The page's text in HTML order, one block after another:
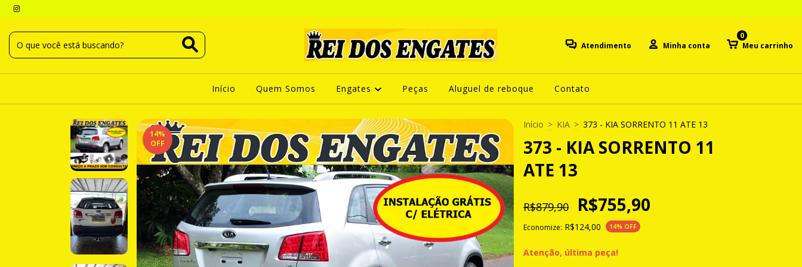
Atendimento Minha conta Meu carrinho
0
Início Quem Somos Engates Peças Aluguel de reboque Contato
14%
OFF
Início > KIA > 373 - KIA SORRENTO 11 ATE 13
373 - KIA SORRENTO 11
ATE 13
R$879,90 R$755,90
Economize: R$124,00 14% OFF
Atenção, última peça!